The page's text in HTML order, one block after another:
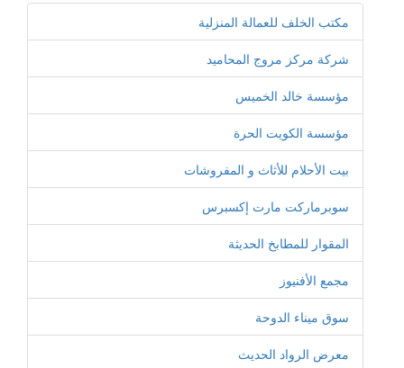
مكتب الخلف للعمالة المنزلية
شركة مركز مروج المحاميد
مؤسسة خالد الخميس
مؤسسة الكويت الحرة
بيت الأحلام للأثاث و المفروشات
سوبرماركت مارت إكسبرس
المقوار للمطابخ الحديثة
مجمع الأفنيوز
سوق ميناء الدوحة
معرض الرواد الحديث